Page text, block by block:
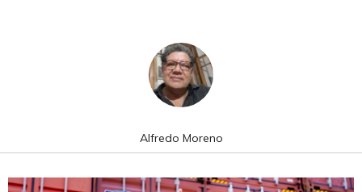
Alfredo Moreno